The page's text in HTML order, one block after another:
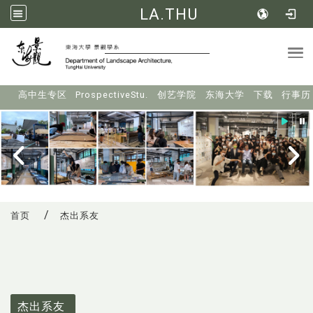
LA.THU
高中生专区 ProspectiveStu. 创艺学院 东海大学 下载 行事历
首页 杰出系友
杰出系友